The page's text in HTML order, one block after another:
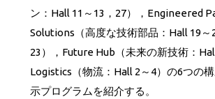
ン：Hall 11～13，27），Engineered
Solutions（高度な技術部品：Hall 19～
23），Future Hub（未来の新技術：
Logistics（物流：Hall 2～4）の6つの
示プログラムを紹介する。